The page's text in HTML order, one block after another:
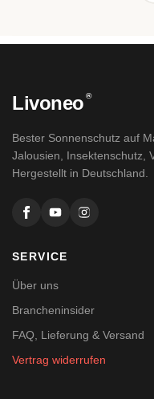
Livoneo ®
Bester Sonnenschutz auf
Jalousien, Insektenschutz,
Hergestellt in Deutschland.
SERVICE
Über uns
Brancheninsider
FAQ, Lieferung & Versand
Vertrag widerrufen